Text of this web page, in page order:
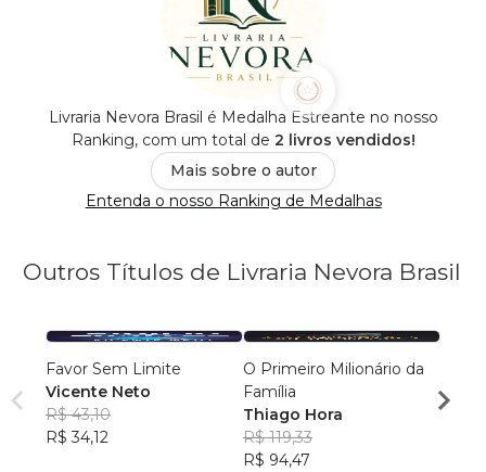
Livraria Nevora Brasil é Medalha Estreante no nosso
Ranking, com um total de 2 livros vendidos!
Mais sobre o autor
Entenda o nosso Ranking de Medalhas
Outros Títulos de Livraria Nevora Brasil
Favor Sem Limite
Vicente Neto
R$ 43,10
R$ 34,12
O Primeiro Milionário da
Família
Thiago Hora
R$ 119,33
R$ 94,47
R$